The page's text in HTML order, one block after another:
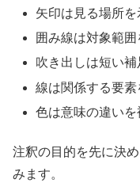
矢印は見る場所を
囲み線は対象範囲
吹き出しは短い補
線は関係する要素
色は意味の違いを
注釈の目的を先に決
みます。